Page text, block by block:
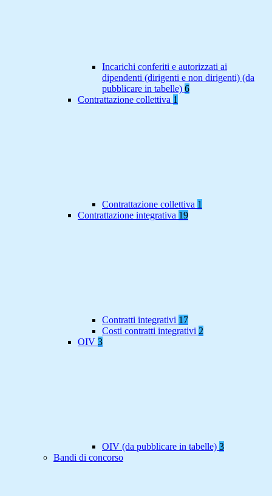
Incarichi conferiti e autorizzati ai
dipendenti (dirigenti e non dirigenti) (da
pubblicare in tabelle) 6
Contrattazione collettiva 1
Contrattazione collettiva 1
Contrattazione integrativa 19
Contratti integrativi 17
Costi contratti integrativi 2
OIV 3
OIV (da pubblicare in tabelle) 3
Bandi di concorso